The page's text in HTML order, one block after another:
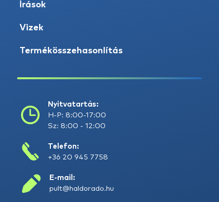
Írások
Vizek
Termékösszehasonlítás
Nyitvatartás:
H-P: 8:00-17:00
Sz: 8:00 - 12:00
Telefon:
+36 20 945 7758
E-mail:
pult@haldorado.hu